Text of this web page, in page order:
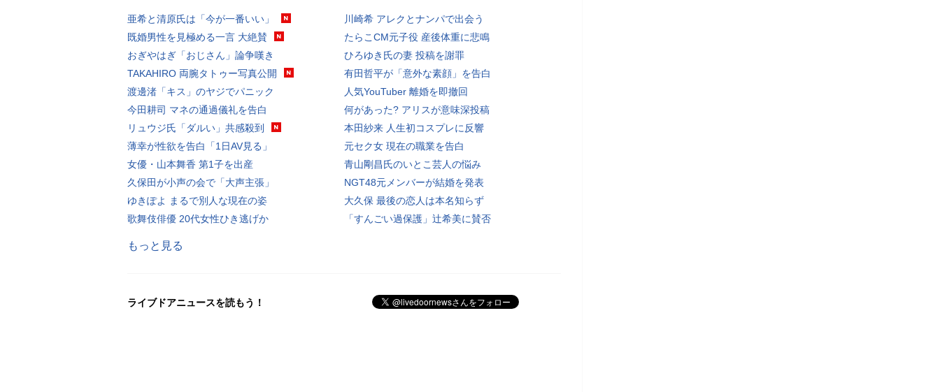
亜希と清原氏は「今が一番いい」
既婚男性を見極める一言 大絶賛
おぎやはぎ「おじさん」論争嘆き
TAKAHIRO 両腕タトゥー写真公開
渡邊渚「キス」のヤジでパニック
今田耕司 マネの通過儀礼を告白
リュウジ氏「ダルい」共感殺到
薄幸が性欲を告白「1日AV見る」
女優・山本舞香 第1子を出産
久保田が小声の会で「大声主張」
ゆきぽよ まるで別人な現在の姿
歌舞伎俳優 20代女性ひき逃げか
川崎希 アレクとナンパで出会う
たらこCM元子役 産後体重に悲鳴
ひろゆき氏の妻 投稿を謝罪
有田哲平が「意外な素顔」を告白
人気YouTuber 離婚を即撤回
何があった? アリスが意味深投稿
本田紗来 人生初コスプレに反響
元セク女 現在の職業を告白
青山剛昌氏のいとこ芸人の悩み
NGT48元メンバーが結婚を発表
大久保 最後の恋人は本名知らず
「すんごい過保護」辻希美に賛否
もっと見る
ライブドアニュースを読もう！